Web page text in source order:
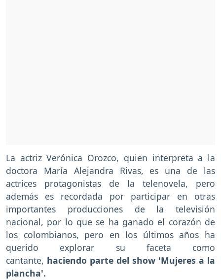
La actriz Verónica Orozco, quien interpreta a la
doctora María Alejandra Rivas, es una de las
actrices protagonistas de la telenovela, pero
además es recordada por participar en otras
importantes producciones de la televisión
nacional, por lo que se ha ganado el corazón de
los colombianos, pero en los últimos años ha
querido explorar su faceta como
cantante, haciendo parte del show 'Mujeres a la
plancha'.